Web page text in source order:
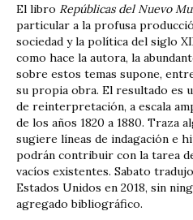
El libro Repúblicas del Nuevo
particular a la profusa
sociedad y la política del siglo
como hace la autora, la
sobre estos temas supone,
su propia obra. El resultado es
de reinterpretación, a escala
de los años 1820 a 1880. Traza
sugiere líneas de indagación e
podrán contribuir con la tarea
vacíos existentes. Sabato
Estados Unidos en 2018, sin
agregado bibliográfico.